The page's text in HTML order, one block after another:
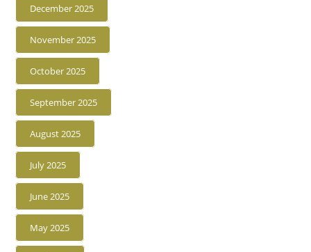
December 2025
November 2025
October 2025
September 2025
August 2025
July 2025
June 2025
May 2025